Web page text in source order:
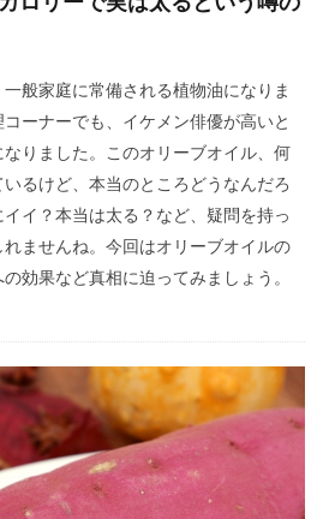
般家庭に常備される植物油になりま
ーナーでも、イケメン俳優が高いと
りました。このオリーブオイル、何
るけど、本当のところどうなんだろ
イ？本当は太る？など、疑問を持っ
ませんね。今回はオリーブオイルの
効果など真相に迫ってみましょう。